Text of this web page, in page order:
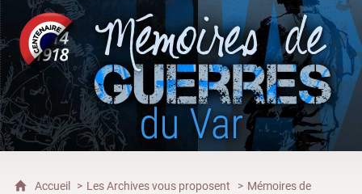
Accueil Les Archives vous proposent
Mémoires de